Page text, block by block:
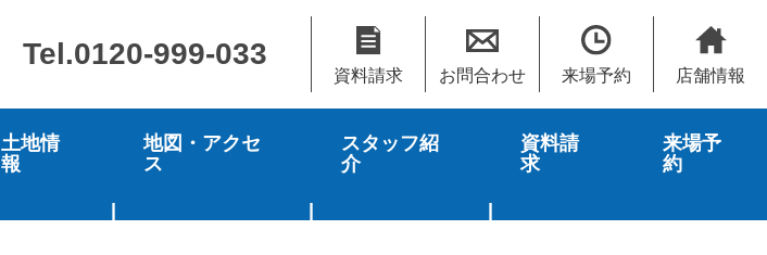
Tel.0120-999-033
資料請求 お問合わせ 来場予約 店舗情報
土地情
報
地図・アクセ
ス
スタッフ紹
介
資料請
求
来場予
約